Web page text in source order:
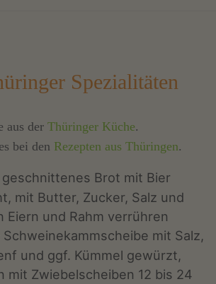
Spezialitäten
aus der Thüringer Küche.
bei den Rezepten aus Thüringen.
Brot mit Bier
mit Butter, Zucker, Salz und
Eiern und Rahm verrühren
Schweinekammscheibe mit Salz,
und ggf. Kümmel gewürzt,
mit Zwiebelscheiben 12 bis 24